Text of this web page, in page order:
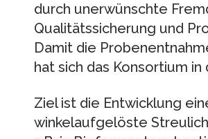
durch unerwünschte
Qualitätssicherung und
Damit die
hat sich das Konsortium
Ziel ist die Entwicklung
winkelaufgelöste